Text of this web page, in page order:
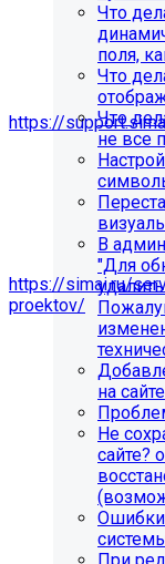
Мы подготовили
https://
Рекомендуем
этих работ — это
стабильном и
Если у вас нет
передать сайт
https://simai.ru/
proektov/
Это выгодно,
экспертов
регулярные
быстрее
уязвимостей, а
поиск, обучение
Проверьте
Что
поля,
Что
Что
не все
В
"Для
на сайте
Не
сайте?
Ошибки